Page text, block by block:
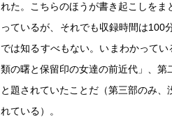
れた。こちらのほうが書き起こしを
っているが、それでも収録時間は100
では知るすべもない。いまわかって
類の曙と保留印の女達の前近代」、第
と題されていたことだ（第三部のみ、
れている）。